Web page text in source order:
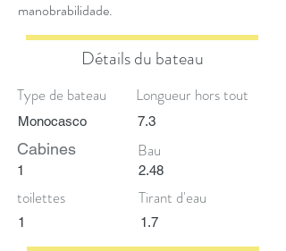
manobrabilidade.
Détails du bateau
Type de bateau Longueur hors tout
Monocasco
Cabines
1
toilettes
1
7.3
Bau
2.48
Tirant d'eau
1.7